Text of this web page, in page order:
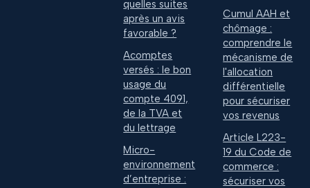
quelles suites
après un avis
favorable ?
Acomptes
versés : le bon
usage du
compte 4091,
de la TVA et
du lettrage
Micro-
environnement
d’entreprise :
Cumul AAH et
chômage :
comprendre le
mécanisme de
l'allocation
différentielle
pour sécuriser
vos revenus
Article L223-
19 du Code de
commerce :
sécuriser vos